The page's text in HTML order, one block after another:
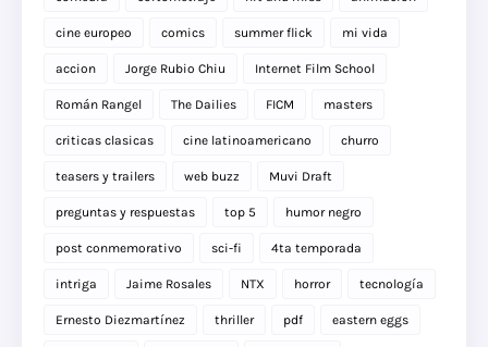
cine europeo comics summer flick mi vida
accion Jorge Rubio Chiu Internet Film School
Román Rangel The Dailies FICM masters
criticas clasicas cine latinoamericano churro
teasers y trailers web buzz Muvi Draft
preguntas y respuestas top 5 humor negro
post conmemorativo sci-fi 4ta temporada
intriga Jaime Rosales NTX horror tecnología
Ernesto Diezmartínez thriller pdf eastern eggs